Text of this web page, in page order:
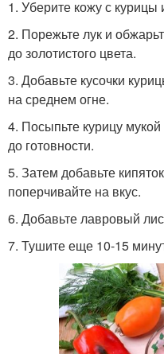
1. Уберите кожу с курицы
2. Порежьте лук и
до золотистого цвета.
3. Добавьте кусочки
на среднем огне.
4. Посыпьте курицу
до готовности.
5. Затем добавьте
поперчивайте на вкус.
6. Добавьте лавровый
7. Тушите еще 10-15